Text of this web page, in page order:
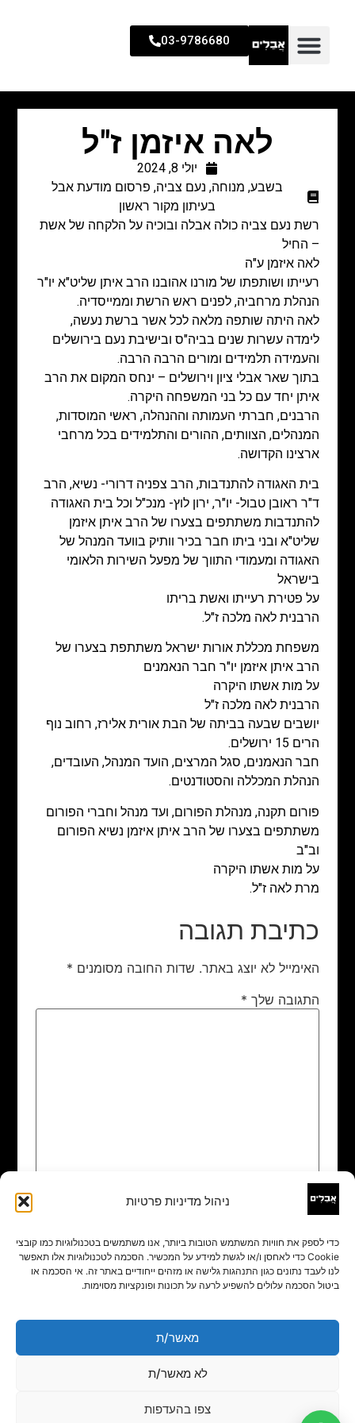
ניהול מדיניות פרטיות
כדי לספק את חוויות המשתמש הטובות ביותר, אנו משתמשים בטכנולוגיות כמו קובצי
Cookie כדי לאחסן ו/או לגשת למידע על המכשיר. הסכמה לטכנולוגיות אלו תאפשר
לנו לעבד נתונים כגון התנהגות גלישה או מזהים ייחודיים באתר זה. אי הסכמה או
ביטול הסכמה עלולים להשפיע לרעה על תכונות ופונקציות מסוימות.
מאשר/ת
לא מאשר/ת
צפו בהעדפות
03-9786680
לאה איזמן ז"ל
יולי 8, 2024
בשבע, מנוחה, נעם צביה, פרסום מודעת אבל
בעיתון מקור ראשון
רשת נעם צביה כולה אבלה ובוכיה על הלקחה של אשת
– החיל
לאה איזמן ע"ה
רעייתו ושותפתו של מורנו אהובנו הרב איתן שליט"א יו"ר
הנהלת מרחביה, לפנים ראש הרשת וממייסדיה.
לאה היתה שותפה מלאה לכל אשר ברשת נעשה,
לימדה עשרות שנים בביה"ס ובישיבת נעם בירושלים
והעמידה תלמידים ומורים הרבה הרבה.
בתוך שאר אבלי ציון וירושלים – ינחס המקום את הרב
איתן יחד עם כל בני המשפחה היקרה.
הרבנים, חברתי העמותה וההנהלה, ראשי המוסדות,
המנהלים, הצוותים, ההורים והתלמידים בכל מרחבי
ארצינו הקדושה.
בית האגודה להתנדבות, הרב צפניה דרורי- נשיא, הרב
ד"ר ראובן טבול- יו"ר, ירון לוץ- מנכ"ל וכל בית האגודה
להתנדבות משתתפים בצערו של הרב איתן איזמן
שליט"א ובני ביתו חבר בכיר וותיק בוועד המנהל של
האגודה ומעמודי התווך של מפעל השירות הלאומי
בישראל
על פטירת רעייתו ואשת בריתו
הרבנית לאה מלכה ז"ל.
משפחת מכללת אורות ישראל משתתפת בצערו של
הרב איתן איזמן יו"ר חבר הנאמנים
על מות אשתו היקרה
הרבנית לאה מלכה ז"ל
יושבים שבעה בביתה של הבת אורית אלירז, רחוב נוף
הרים 15 ירושלים.
חבר הנאמנים, סגל המרצים, הועד המנהל, העובדים,
הנהלת המכללה והסטודנטים.
פורום תקנה, מנהלת הפורום, ועד מנהל וחברי הפורום
משתתפים בצערו של הרב איתן איזמן נשיא הפורום
וב"ב
על מות אשתו היקרה
מרת לאה ז"ל.
כתיבת תגובה
האימייל לא יוצג באתר. שדות החובה מסומנים *
התגובה שלך *
שם
אימייל*